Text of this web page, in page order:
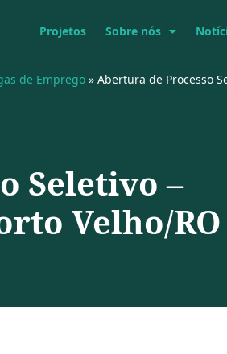
Projetos Sobre nós
de Emprego » Abertura de Processo
Seletivo –
Velho/RO